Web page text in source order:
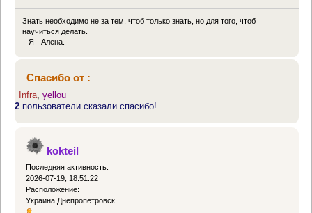
Знать необходимо не за тем, чтоб только знать, но для того, чтоб
научиться делать.
Я - Алена.
Спасибо от :
Infra ,yellou
2 пользователи сказали спасибо!
kokteil
Последняя активность:
2026-07-19, 18:51:22
Расположение:
Украина,Днепропетровск